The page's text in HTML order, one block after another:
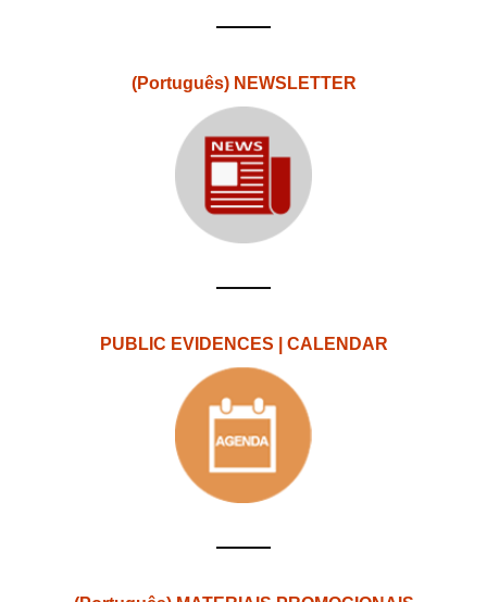
(Português) NEWSLETTER
PUBLIC EVIDENCES | CALENDAR